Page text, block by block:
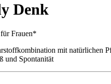
Denk
Frauen*
mit natürlichen
und Spontanität